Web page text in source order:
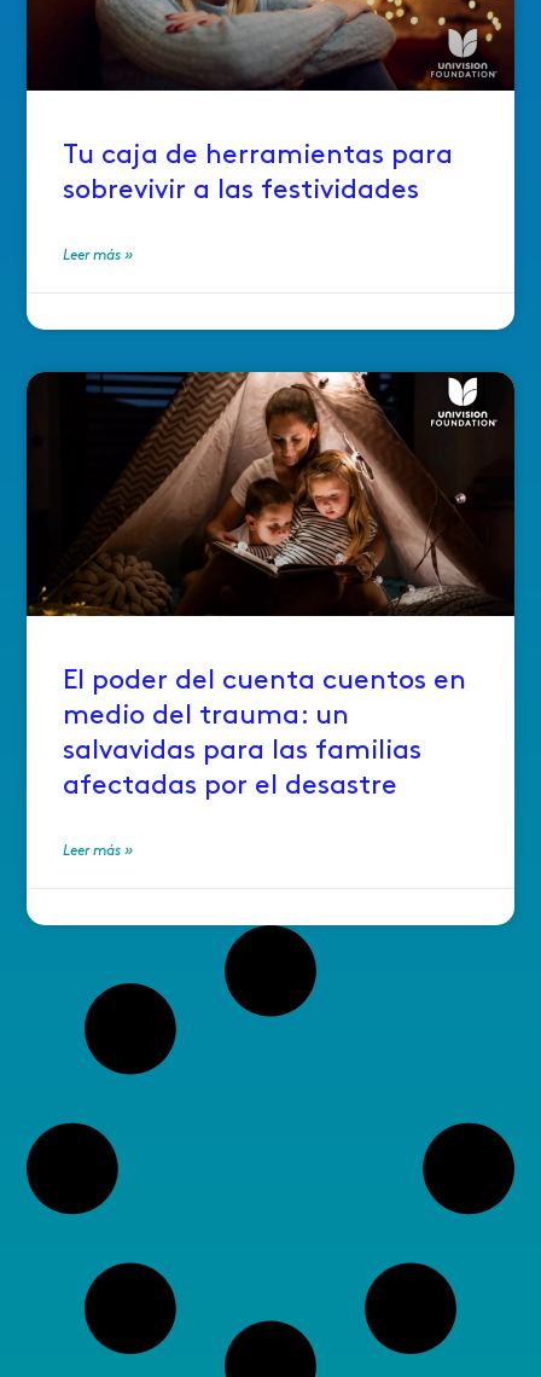
Tu caja de herramientas para
sobrevivir a las festividades
Leer más »
El poder del cuenta cuentos en
medio del trauma: un
salvavidas para las familias
afectadas por el desastre
Leer más »